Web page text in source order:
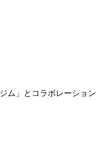
ム」とコラボレーショ